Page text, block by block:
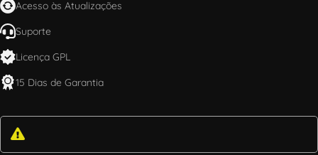
Acesso às Atualizações
Suporte
Licença GPL
15 Dias de Garantia